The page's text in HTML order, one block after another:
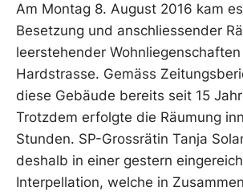
Am Montag 8. August 2016 kam
Besetzung und anschliessender
leerstehender
Hardstrasse. Gemäss
diese Gebäude bereits seit 15
Trotzdem erfolgte die Räumung
Stunden. SP-Grossrätin Tanja
deshalb in einer gestern
Interpellation, welche in